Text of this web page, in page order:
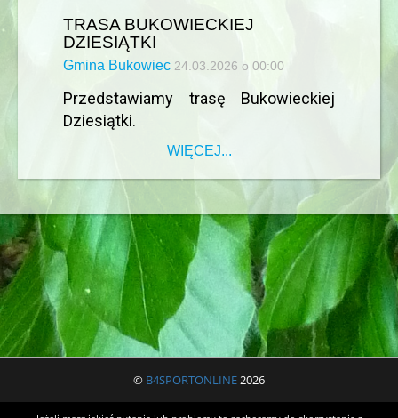
TRASA BUKOWIECKIEJ
DZIESIĄTKI
Gmina Bukowiec 24.03.2026 o 00:00
Przedstawiamy trasę Bukowieckiej
Dziesiątki.
WIĘCEJ...
© B4SPORTONLINE2026